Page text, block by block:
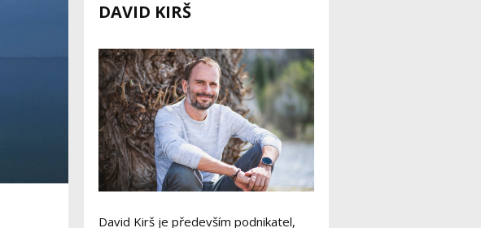
DAVID KIRŠ
David Kirš je především podnikatel,